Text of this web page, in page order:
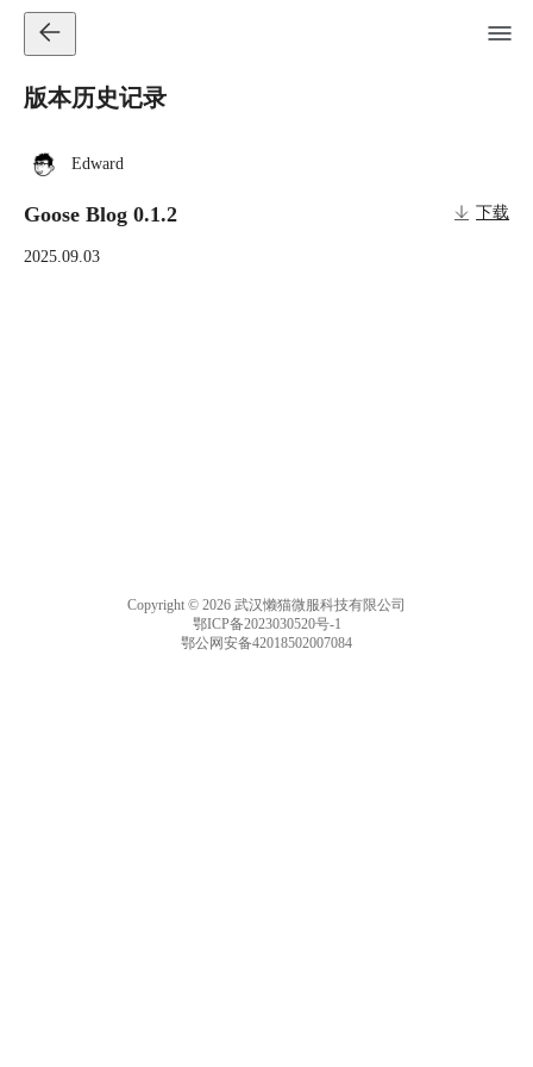
版本历史记录
Edward
Goose Blog 0.1.2 下载
2025.09.03
Copyright © 2026 武汉懒猫微服科技有限公司
鄂ICP备2023030520号-1
鄂公网安备42018502007084